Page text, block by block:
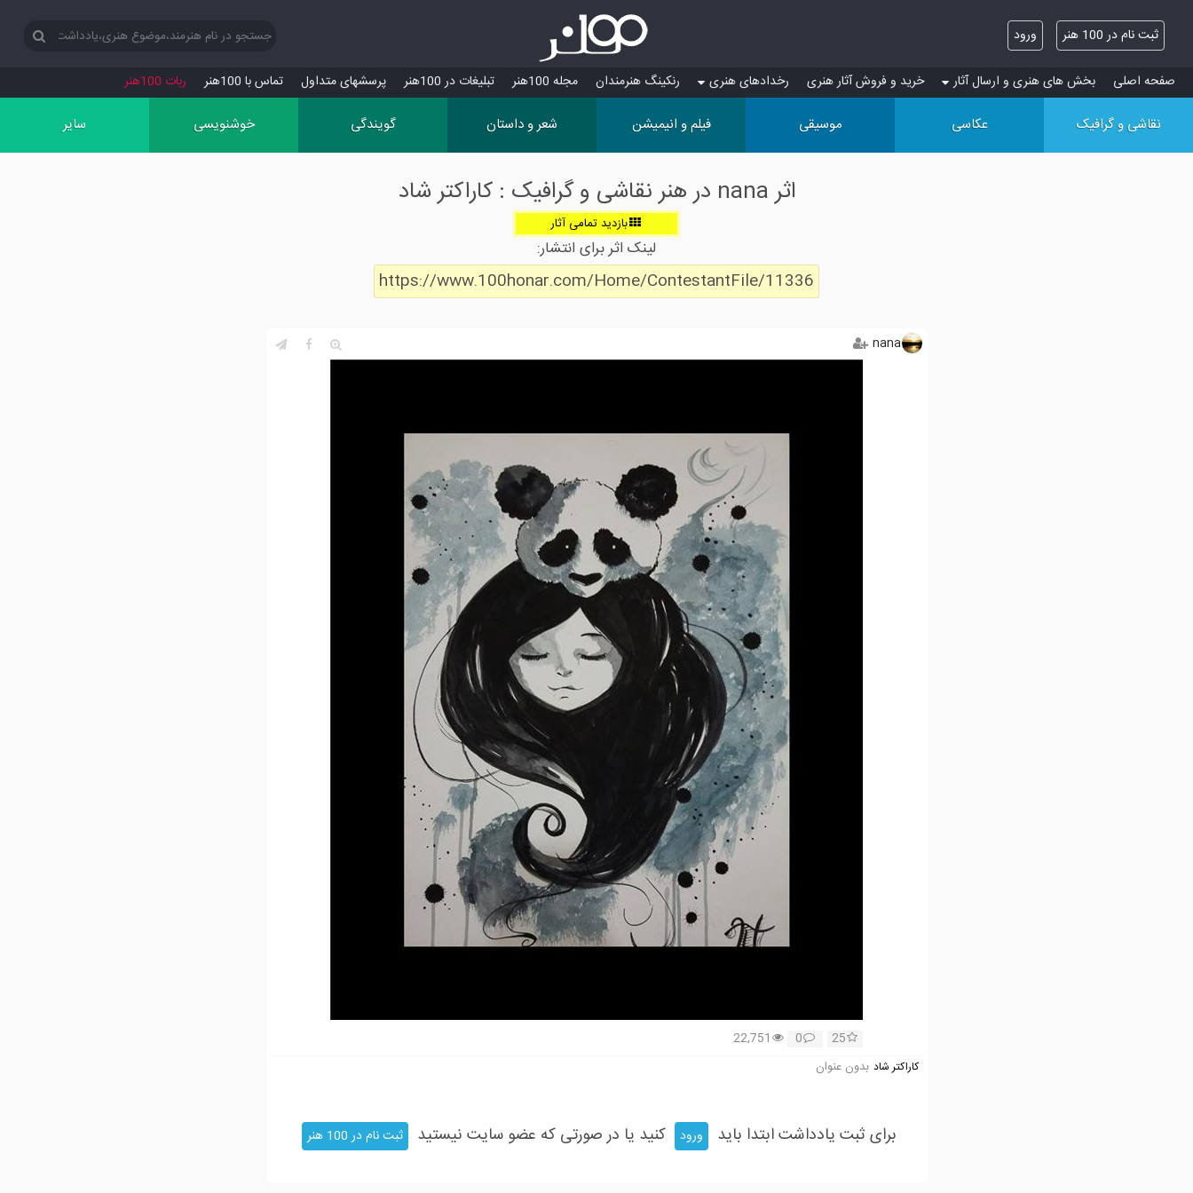
ثبت نام در 100 هنر ورود
صفحه اصلی بخش های هنری و ارسال آثار خرید و فروش آثار هنری رخدادهای هنری رنکینگ هنرمندان مجله 100هنر تبلیغات در 100هنر پرسش‏های متداول تماس با 100هنر ربات 100هنر
نقاشی و گرافیک عکاسی موسیقی فیلم و انیمیشن شعر و داستان گویندگی خوشنویسی سایر
اثر nana در هنر نقاشی و گرافیک : کاراکتر شاد
بازدید تمامی آثار
لینک اثر برای انتشار:
https://www.100honar.com/Home/ContestantFile/11336
nana
25
0
22,751
کاراکتر شاد بدون عنوان
برای ثبت یادداشت ابتدا باید ورود کنید یا در صورتی که عضو سایت نیستید ثبت نام در 100 هنر